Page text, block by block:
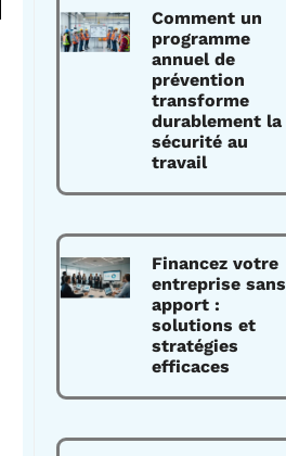
Comment un
programme
annuel de
prévention
transforme
durablement la
sécurité au
travail
Financez votre
entreprise sans
apport :
solutions et
stratégies
efficaces